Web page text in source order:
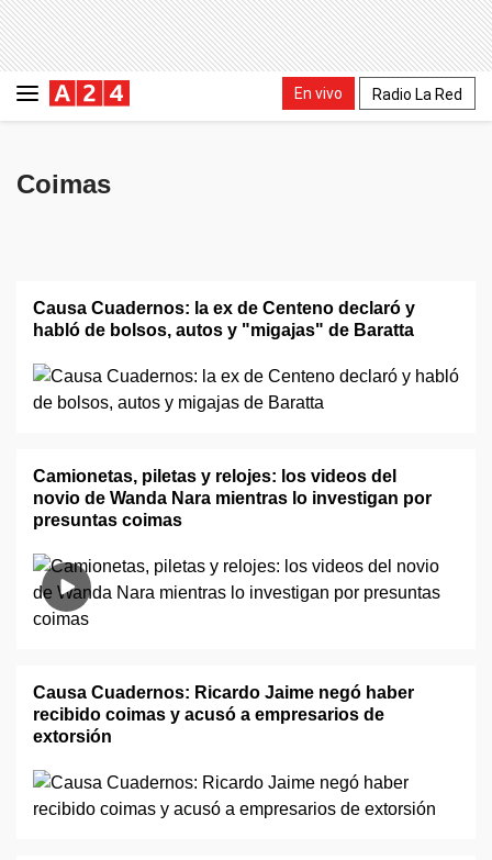
En vivo Radio La Red
Coimas
Causa Cuadernos: la ex de Centeno declaró y
habló de bolsos, autos y "migajas" de Baratta
Camionetas, piletas y relojes: los videos del
novio de Wanda Nara mientras lo investigan por
presuntas coimas
Causa Cuadernos: Ricardo Jaime negó haber
recibido coimas y acusó a empresarios de
extorsión